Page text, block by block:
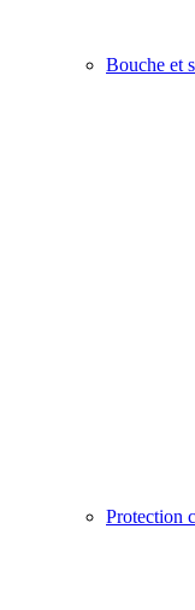
Bouche et
Protection